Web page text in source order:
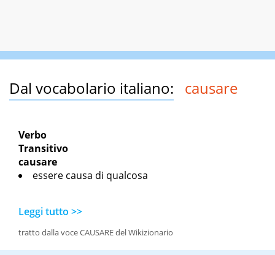
Dal vocabolario italiano: causare
Verbo
Transitivo
causare
essere causa di qualcosa
Leggi tutto >>
tratto dalla voce CAUSARE del Wikizionario